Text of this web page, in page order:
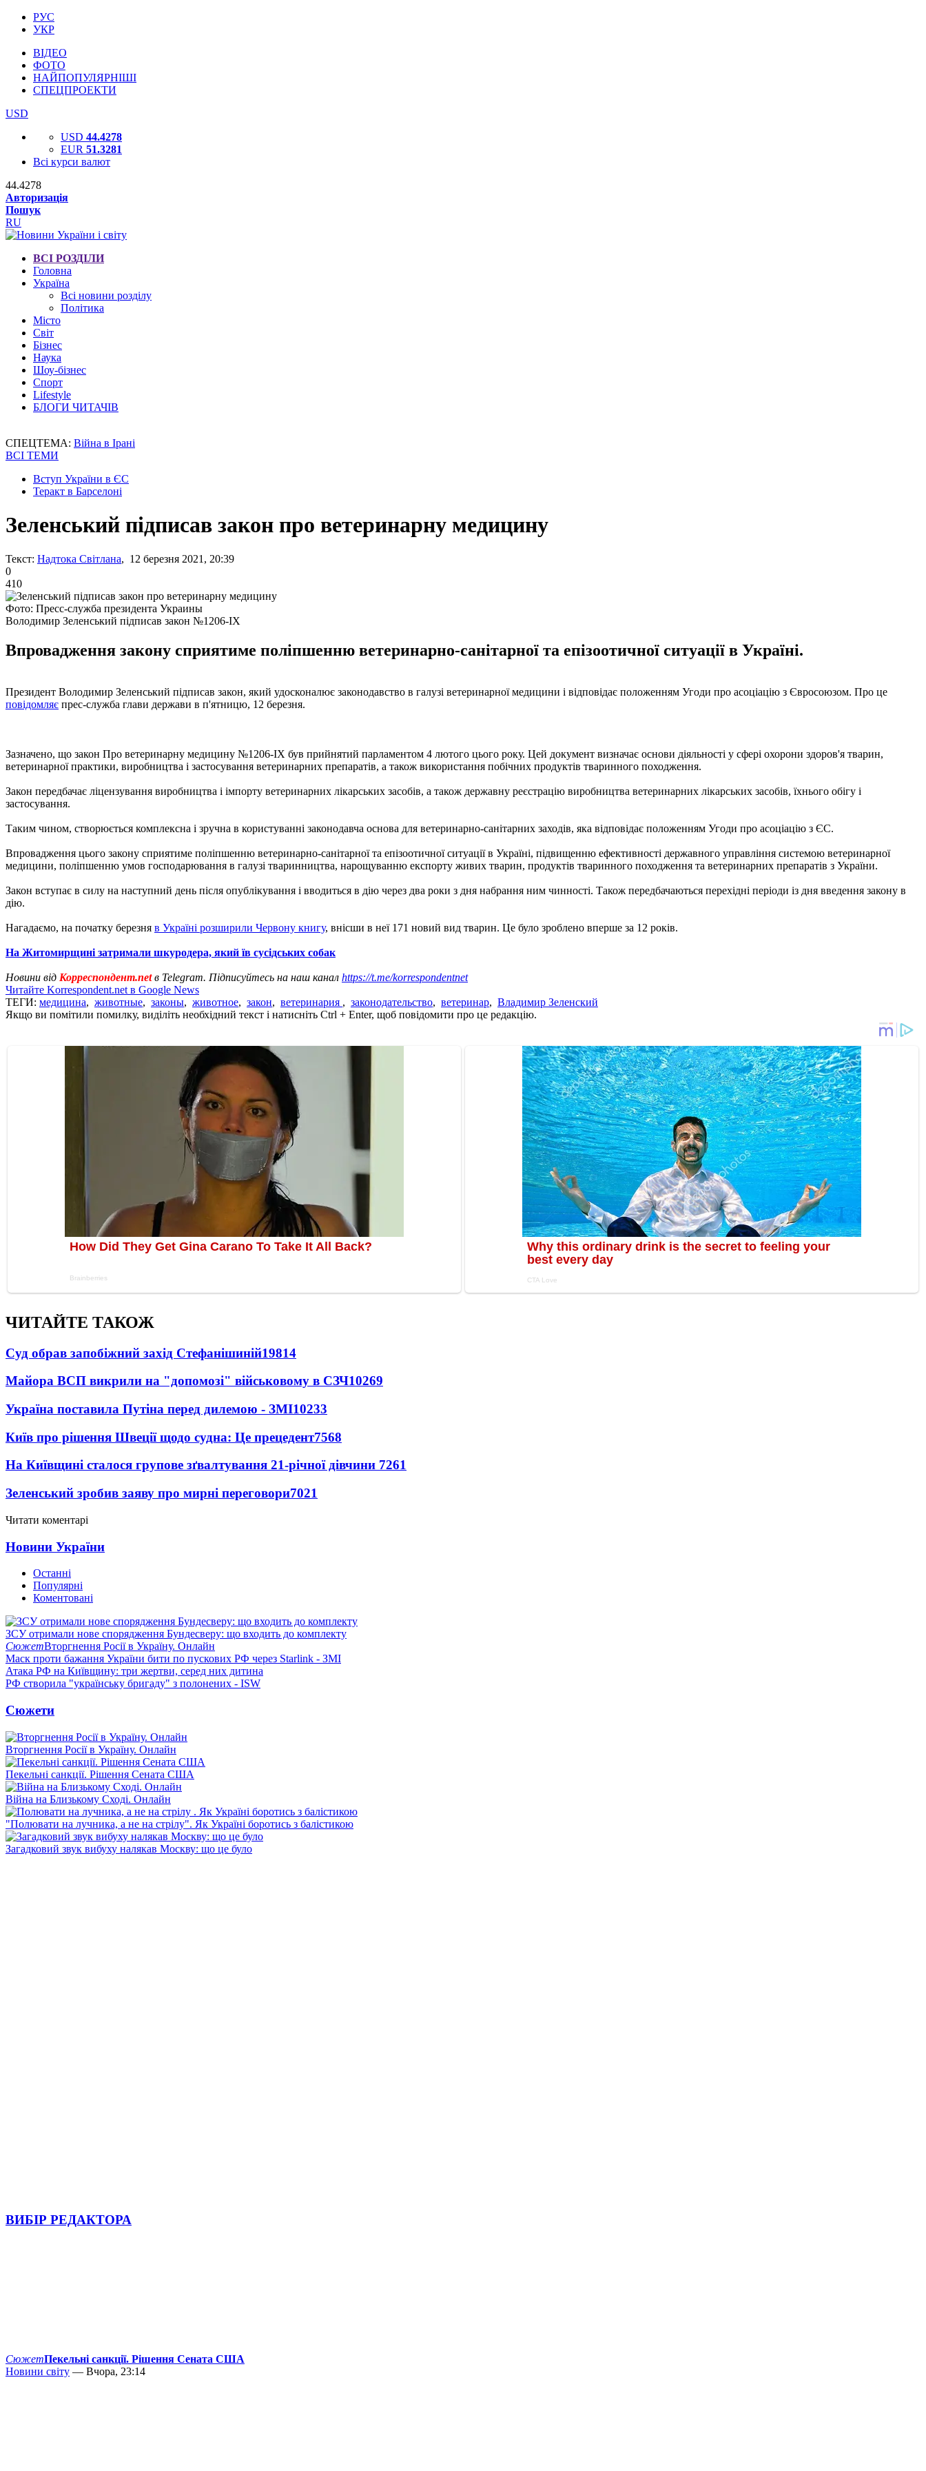
РУС
УКР
ВІДЕО
ФОТО
НАЙПОПУЛЯРНІШІ
СПЕЦПРОЕКТИ
USD
USD 44.4278
EUR 51.3281
Всі курси валют
44.4278
Авторизація
Пошук
RU
ВСІ РОЗДІЛИ
Головна
Україна
Всі новини розділу
Політика
Місто
Світ
Бізнес
Наука
Шоу-бізнес
Спорт
Lifestyle
БЛОГИ ЧИТАЧІВ
СПЕЦТЕМА: Війна в Ірані
ВСІ ТЕМИ
Вступ України в ЄС
Теракт в Барселоні
Зеленський підписав закон про ветеринарну медицину
Текст: Надтока Світлана, 12 березня 2021, 20:39
0
410
Фото: Пресс-служба президента Украины
Володимир Зеленський підписав закон №1206-ІХ
Впровадження закону сприятиме поліпшенню ветеринарно-санітарної та епізоотичної ситуації в Україні.
Президент Володимир Зеленський підписав закон, який удосконалює законодавство в галузі ветеринарної медицини і відповідає положенням Угоди про асоціацію з Євросоюзом. Про це
повідомляє прес-служба глави держави в п'ятницю, 12 березня.
Зазначено, що закон Про ветеринарну медицину №1206-IX був прийнятий парламентом 4 лютого цього року. Цей документ визначає основи діяльності у сфері охорони здоров'я тварин,
ветеринарної практики, виробництва і застосування ветеринарних препаратів, а також використання побічних продуктів тваринного походження.
Закон передбачає ліцензування виробництва і імпорту ветеринарних лікарських засобів, а також державну реєстрацію виробництва ветеринарних лікарських засобів, їхнього обігу і
застосування.
Таким чином, створюється комплексна і зручна в користуванні законодавча основа для ветеринарно-санітарних заходів, яка відповідає положенням Угоди про асоціацію з ЄС.
Впровадження цього закону сприятиме поліпшенню ветеринарно-санітарної та епізоотичної ситуації в Україні, підвищенню ефективності державного управління системою ветеринарної
медицини, поліпшенню умов господарювання в галузі тваринництва, нарощуванню експорту живих тварин, продуктів тваринного походження та ветеринарних препаратів з України.
Закон вступає в силу на наступний день після опублікування і вводиться в дію через два роки з дня набрання ним чинності. Також передбачаються перехідні періоди із дня введення закону в
дію.
Нагадаємо, на початку березня в Україні розширили Червону книгу, внісши в неї 171 новий вид тварин. Це було зроблено вперше за 12 років.
На Житомирщині затримали шкуродера, який їв сусідських собак
Новини від Корреспондент.netв Telegram. Підписуйтесь на наш канал https://t.me/korrespondentnet
Читайте Korrespondent.net в Google News
ТЕГИ: медицина, животные, законы, животное, закон, ветеринария , законодательство, ветеринар, Владимир Зеленский
Якщо ви помітили помилку, виділіть необхідний текст і натисніть Ctrl + Enter, щоб повідомити про це редакцію.
ЧИТАЙТЕ ТАКОЖ
Суд обрав запобіжний захід Стефанішиній19814
Майора ВСП викрили на "допомозі" військовому в СЗЧ10269
Україна поставила Путіна перед дилемою - ЗМІ10233
Київ про рішення Швеції щодо судна: Це прецедент7568
На Київщині сталося групове зґвалтування 21-річної дівчини 7261
Зеленський зробив заяву про мирні переговори7021
Читати коментарі
Новини України
Останні
Популярні
Коментовані
ЗСУ отримали нове спорядження Бундесверу: що входить до комплекту
СюжетВторгнення Росії в Україну. Онлайн
Маск проти бажання України бити по пускових РФ через Starlink - ЗМІ
Атака РФ на Київщину: три жертви, серед них дитина
РФ створила "українську бригаду" з полонених - ISW
Сюжети
Вторгнення Росії в Україну. Онлайн
Пекельні санкції. Рішення Сената США
Війна на Близькому Сході. Онлайн
"Полювати на лучника, а не на стрілу". Як Україні боротись з балістикою
Загадковий звук вибуху налякав Москву: що це було
ВИБІР РЕДАКТОРА
СюжетПекельні санкції. Рішення Сената США
Новини світу — Вчора, 23:14